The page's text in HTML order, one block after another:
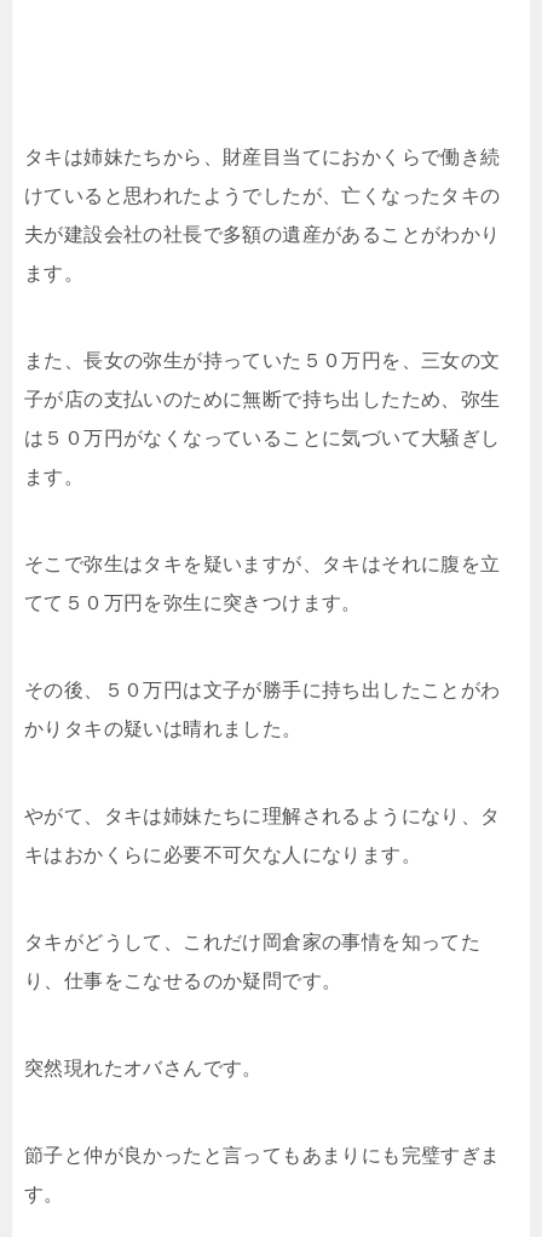
タキは姉妹たちから、財産目当てにおかくらで働き続
けていると思われたようでしたが、亡くなったタキの
夫が建設会社の社長で多額の遺産があることがわかり
ます。
また、長女の弥生が持っていた５０万円を、三女の文
子が店の支払いのために無断で持ち出したため、弥生
は５０万円がなくなっていることに気づいて大騒ぎし
ます。
そこで弥生はタキを疑いますが、タキはそれに腹を立
てて５０万円を弥生に突きつけます。
その後、５０万円は文子が勝手に持ち出したことがわ
かりタキの疑いは晴れました。
やがて、タキは姉妹たちに理解されるようになり、タ
キはおかくらに必要不可欠な人になります。
タキがどうして、これだけ岡倉家の事情を知ってた
り、仕事をこなせるのか疑問です。
突然現れたオバさんです。
節子と仲が良かったと言ってもあまりにも完璧すぎま
す。